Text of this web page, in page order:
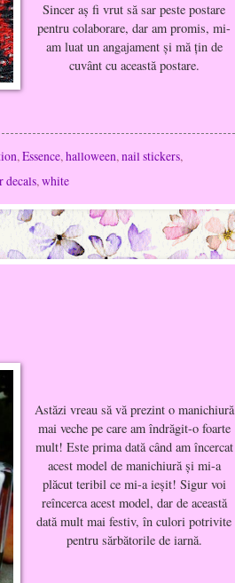
Sincer aş fi vrut să sar peste postare
pentru colaborare, dar am promis, mi-
am luat un angajament și mă țin de
cuvânt cu această postare.
,Essence,halloween,nail stickers,
decals,white
Astăzi vreau să vă prezint o manichiură
mai veche pe care am îndrăgit-o foarte
mult! Este prima dată când am încercat
acest model de manichiură şi mi-a
plăcut teribil ce mi-a ieşit! Sigur voi
reîncerca acest model, dar de această
dată mult mai festiv, în culori potrivite
pentru sărbătorile de iarnă.